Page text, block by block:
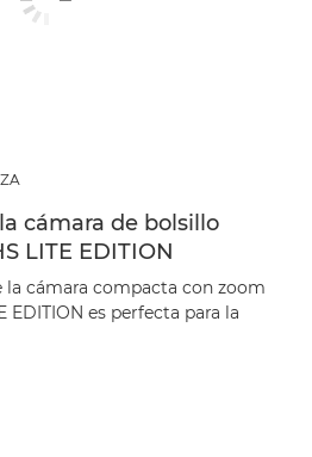
cámara de bolsillo
LITE EDITION
la cámara compacta con zoom
EDITION es perfecta para la